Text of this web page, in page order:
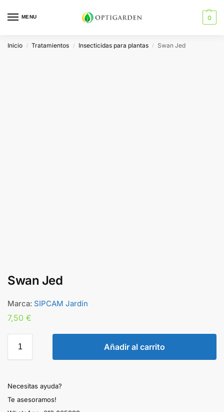
MENU 0
Inicio / Tratamientos / Insecticidas para plantas / Swan Jed
Swan Jed
Marca: SIPCAM Jardin
7,50 €
Añadir al carrito
Necesitas ayuda?
Te asesoramos!